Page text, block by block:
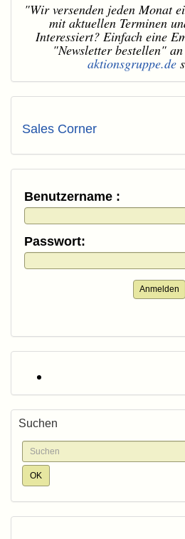
"Wir versenden jeden Monat
mit aktuellen Terminen
Interessiert? Einfach eine
"Newsletter bestellen" an
aktionsgruppe.de
Sales Corner
Benutzername :
Passwort:
Anmelden
Suchen